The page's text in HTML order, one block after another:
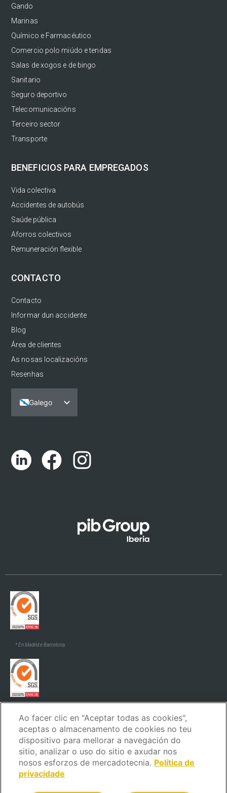
Gando
Marinas
Químico e Farmacéutico
Comercio polo miúdo e tendas
Salas de xogos e de bingo
Sanitario
Seguro deportivo
Telecomunicacións
Terceiro sector
Transporte
BENEFICIOS PARA EMPREGADOS
Vida colectiva
Accidentes de autobús
Saúde pública
Aforros colectivos
Remuneración flexible
CONTACTO
Contacto
Informar dun accidente
Blog
Área de clientes
As nosas localizacións
Resenhas
Galego
Español
English (UK)
Català
* En Madrid e Barcelona.
Ao facer clic en "Aceptar todas as cookies",
aceptas o almacenamento de cookies no teu
dispositivo para mellorar a navegación do
sitio, analizar o uso do sitio e axudar nos
nosos esforzos de mercadotecnia. Política de
privacidade